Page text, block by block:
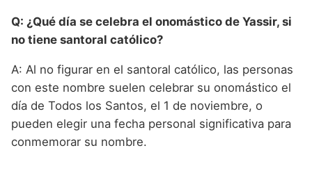
Q: ¿Qué día se celebra el onomástico de Yassir, si
no tiene santoral católico?
A: Al no figurar en el santoral católico, las personas
con este nombre suelen celebrar su onomástico el
día de Todos los Santos, el 1 de noviembre, o
pueden elegir una fecha personal significativa para
conmemorar su nombre.